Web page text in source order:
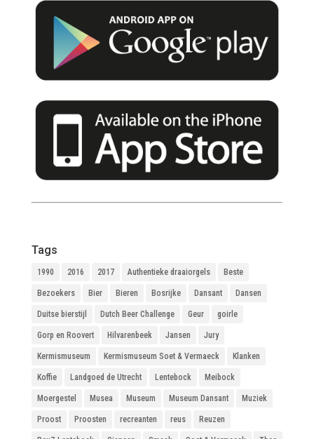
Tags
1990 2016 2017 Authentieke draaiorgels Beste
Bezoekers Bier Bieren Bosrijke Dansant Dansen
Duitse bierstijl Dutch Beer Challenge Geur goirle
Gorp en Roovert Hilvarenbeek Jansen Jury
Kermismuseum Kermismuseum Soet & Vermaeck Klanken
Koffie Landgoed de Utrecht Lentebock Meibock
Moergestel Musea Museum Museum Dansant Muziek
Proost Proosten recreanten reus Reuzen